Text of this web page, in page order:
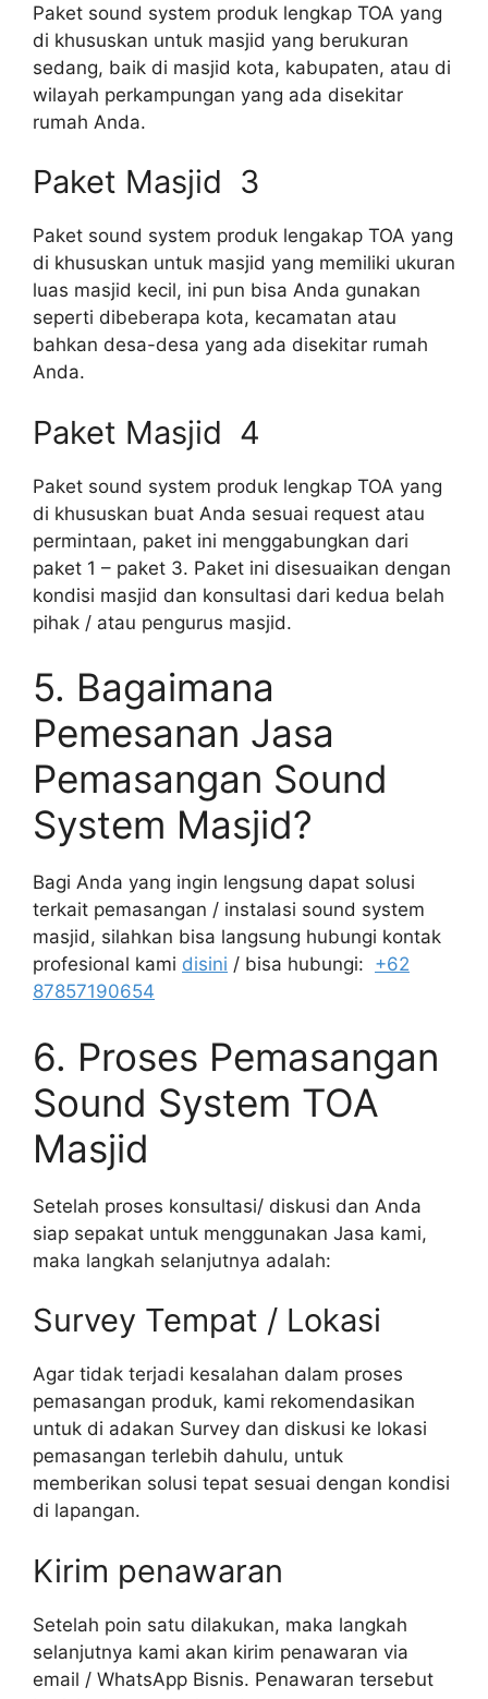
Paket sound system produk lengkap TOA yang
di khususkan untuk masjid yang berukuran
sedang, baik di masjid kota, kabupaten, atau di
wilayah perkampungan yang ada disekitar
rumah Anda.
Paket Masjid 3
Paket sound system produk lengakap TOA yang
di khususkan untuk masjid yang memiliki ukuran
luas masjid kecil, ini pun bisa Anda gunakan
seperti dibeberapa kota, kecamatan atau
bahkan desa-desa yang ada disekitar rumah
Anda.
Paket Masjid 4
Paket sound system produk lengkap TOA yang
di khususkan buat Anda sesuai request atau
permintaan, paket ini menggabungkan dari
paket 1 – paket 3. Paket ini disesuaikan dengan
kondisi masjid dan konsultasi dari kedua belah
pihak / atau pengurus masjid.
5. Bagaimana
Pemesanan Jasa
Pemasangan Sound
System Masjid?
Bagi Anda yang ingin lengsung dapat solusi
terkait pemasangan / instalasi sound system
masjid, silahkan bisa langsung hubungi kontak
profesional kami disini / bisa hubungi: +62
87857190654
6. Proses Pemasangan
Sound System TOA
Masjid
Setelah proses konsultasi/ diskusi dan Anda
siap sepakat untuk menggunakan Jasa kami,
maka langkah selanjutnya adalah:
Survey Tempat / Lokasi
Agar tidak terjadi kesalahan dalam proses
pemasangan produk, kami rekomendasikan
untuk di adakan Survey dan diskusi ke lokasi
pemasangan terlebih dahulu, untuk
memberikan solusi tepat sesuai dengan kondisi
di lapangan.
Kirim penawaran
Setelah poin satu dilakukan, maka langkah
selanjutnya kami akan kirim penawaran via
email / WhatsApp Bisnis. Penawaran tersebut